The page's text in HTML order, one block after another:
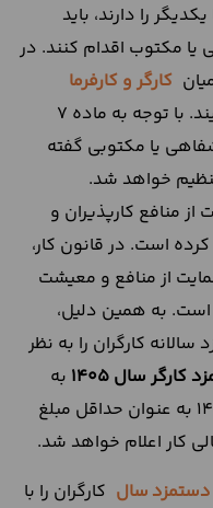
را دارند، باید
مکتوب اقدام کنند. در
کارگر و کارفرما
تنظیم شده است، قرارداد کار می‌گویند. با توجه به ماده 7
یا مکتوبی گفته
خواهد شد.
از منافع کارپذیران و
است. در قانون کار،
از منافع و معیشت
به همین دلیل،
کارگران را به نظر
کارگر سال ۱۴۰۵
به
مبلغی گفته می‌شود که در سال ۱۴۰۵ به عنوان حداقل مبلغ
کار اعلام خواهد شد.
دستمزد سال کارگران را با